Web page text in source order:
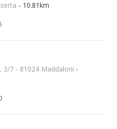
- 10.81km
3/7 - 81024 Maddaloni -